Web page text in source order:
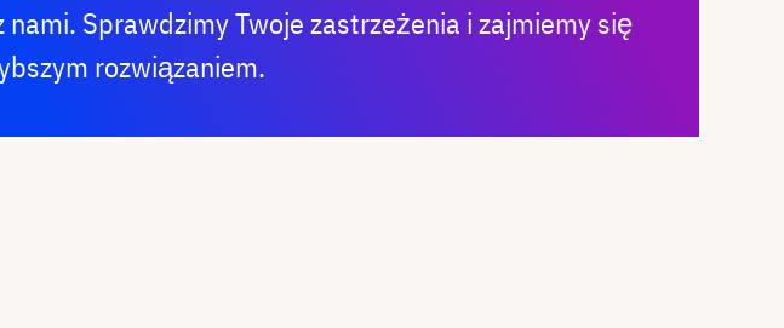
nami. Sprawdzimy Twoje zastrzeżenia i zajmiemy się
rozwiązaniem.